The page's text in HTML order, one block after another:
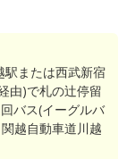
駅または西武新宿
由)で札の辻停留
バス(イーグルバ
越自動車道川越